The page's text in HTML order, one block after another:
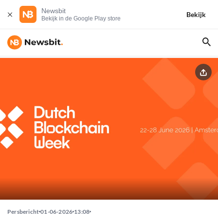
Newsbit
Bekijk in de Google Play store
Bekijk
Persbericht 01-06-2026 13:08